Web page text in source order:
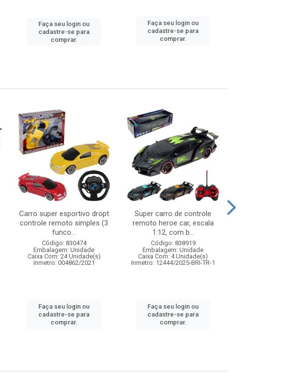
Faça seu login ou
cadastre-se para
comprar.
Faça seu login ou
cadastre-se para
comprar.
Carro super esportivo dropt
controle remoto simples (3
funco...
Código: 830474
Embalagem: Unidade
Caixa Com: 24 Unidade(s)
Inmetro: 004862/2021
Faça seu login ou
cadastre-se para
comprar.
Super carro de controle
remoto heroe car, escala
1:12, com b...
Código: 838919
Embalagem: Unidade
Caixa Com: 4 Unidade(s)
Inmetro: 12444/2025-BRI-TR-1
Faça seu login ou
cadastre-se para
comprar.